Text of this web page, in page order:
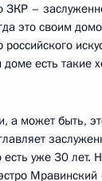
ЗКР –
это своим
доме есть такие
а может быть,
есть уже 30 лет.
Мравинский